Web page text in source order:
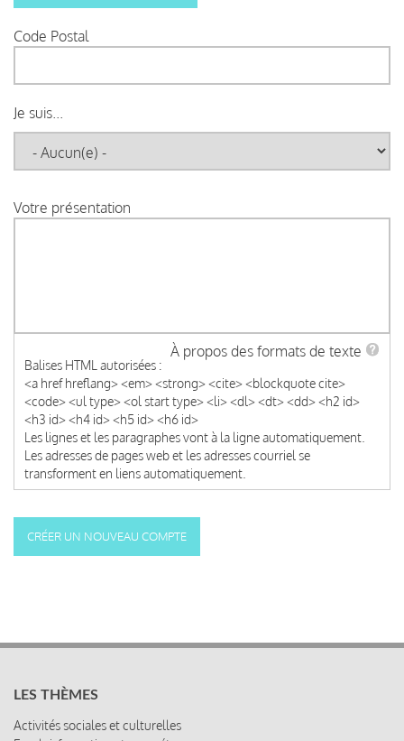
Code Postal
Je suis...
Votre présentation
À propos des formats de texte
Balises HTML autorisées :
<a href hreflang> <em> <strong> <cite> <blockquote cite>
<code> <ul type> <ol start type> <li> <dl> <dt> <dd> <h2 id>
<h3 id> <h4 id> <h5 id> <h6 id>
Les lignes et les paragraphes vont à la ligne automatiquement.
Les adresses de pages web et les adresses courriel se
transforment en liens automatiquement.
LES THÈMES
Activités sociales et culturelles